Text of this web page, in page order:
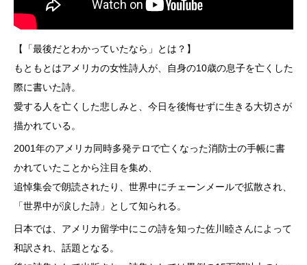
【「最後だとわかっていたなら」とは？】
もともとはアメリカの女性詩人が、自身の10歳の息子を亡くした
際に書いた詩。
愛する人を亡くした悲しみと、今日を後悔せずに生きる大切さが
描かれている。
2001年のアメリカ同時多発テロで亡くなった消防士の手帳に書
かれていたことから注目を集め、
追悼集会で朗読されたり、世界中にチェーンメールで拡散され、
「世界中が涙した詩」として知られる。
日本では、アメリカ留学中にこの詩を知った佐川睦さんによって
和訳され、話題となる。